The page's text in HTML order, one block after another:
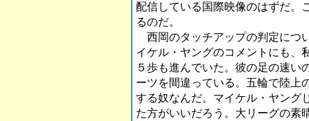
配信している国際映像のはずだ。
るのだ。
西岡のタッチアップの判定につ
イケル・ヤングのコメントにも、
５歩も進んでいた。彼の足の速い
ーツを間違っている。五輪で陸上
する奴なんだ。マイケル・ヤング
た方がいいだろう。大リーグの素